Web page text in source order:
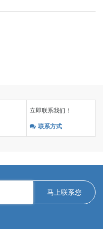
立即联系我们！
联系方式
马上联系您